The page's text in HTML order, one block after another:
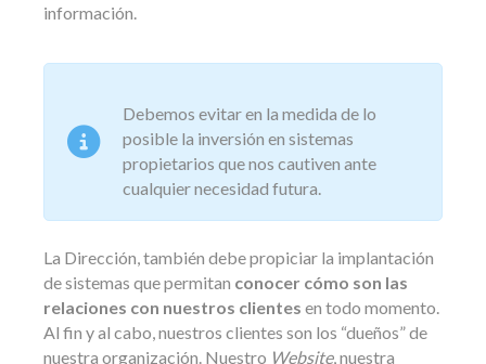
información.
Debemos evitar en la medida de lo
posible la inversión en sistemas
propietarios que nos cautiven ante
cualquier necesidad futura.
La Dirección, también debe propiciar la implantación
de sistemas que permitan conocer cómo son las
relaciones con nuestros clientes en todo momento.
Al fin y al cabo, nuestros clientes son los “dueños” de
nuestra organización. Nuestro Website, nuestra